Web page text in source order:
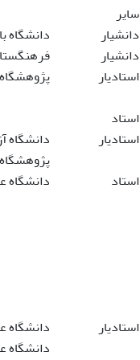
سایر
دانشیار
دانشگاه
دانشیار
استادیار
پژوهشگاه
استاد
استادیار
دانشگاه
استاد
دانشگاه
استادیار
دانشگاه
دانشگاه